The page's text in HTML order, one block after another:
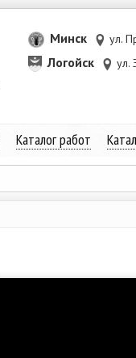
Минск ул.
Логойск ул.
Каталог работ